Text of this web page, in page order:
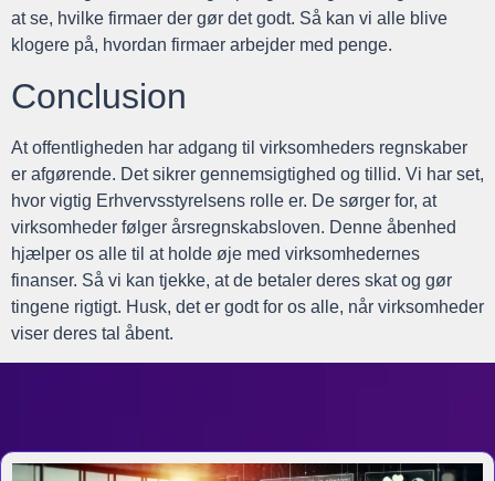
at se, hvilke firmaer der gør det godt. Så kan vi alle blive
klogere på, hvordan firmaer arbejder med penge.
Conclusion
At offentligheden har adgang til virksomheders regnskaber
er afgørende. Det sikrer gennemsigtighed og tillid. Vi har set,
hvor vigtig Erhvervsstyrelsens rolle er. De sørger for, at
virksomheder følger årsregnskabsloven. Denne åbenhed
hjælper os alle til at holde øje med virksomhedernes
finanser. Så vi kan tjekke, at de betaler deres skat og gør
tingene rigtigt. Husk, det er godt for os alle, når virksomheder
viser deres tal åbent.